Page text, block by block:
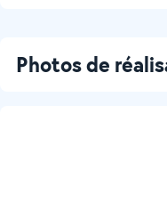
Photos de